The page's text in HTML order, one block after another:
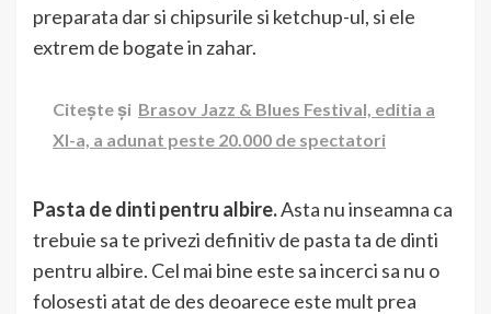
preparata dar si chipsurile si ketchup-ul, si ele
extrem de bogate in zahar.
Citește și Brasov Jazz & Blues Festival, editia a
XI-a, a adunat peste 20.000 de spectatori
Pasta de dinti pentru albire.Asta nu inseamna ca
trebuie sa te privezi definitiv de pasta ta de dinti
pentru albire. Cel mai bine este sa incerci sa nu o
folosesti atat de des deoarece este mult prea